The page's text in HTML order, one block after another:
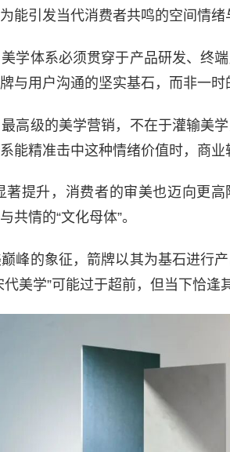
能引发当代消费者共鸣的空间情绪
学体系必须贯穿于产品研发、终
与用户沟通的坚实基石，而非一时
高级的美学营销，不在于灌输美
能精准击中这种情绪价值时，商业
著提升，消费者的审美也迈向更
情的“文化母体”。
峰的象征，箭牌以其为基石进行产
美学”可能过于超前，但当下恰逢